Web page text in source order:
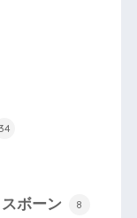
34
ボーン 8